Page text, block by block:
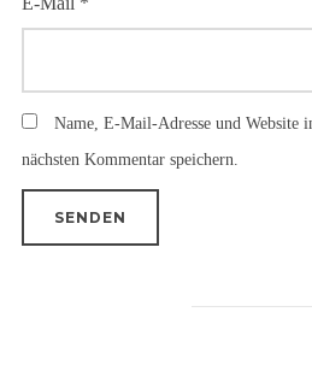
Name, E-Mail-Adresse und Website
nächsten Kommentar speichern.